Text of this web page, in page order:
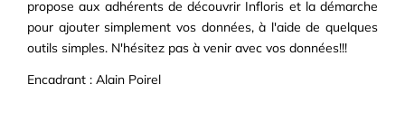
propose aux adhérents de découvrir Infloris et la démarche
pour ajouter simplement vos données, à l'aide de quelques
outils simples. N'hésitez pas à venir avec vos données!!!
Encadrant : Alain Poirel